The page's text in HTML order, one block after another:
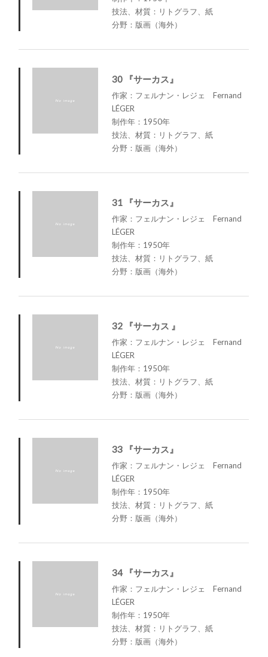
技法、材質：リトグラフ、紙
分野：版画（海外）
30 『サーカス』
作家：フェルナン・レジェ Fernand
LÉGER
制作年：1950年
技法、材質：リトグラフ、紙
分野：版画（海外）
31 『サーカス』
作家：フェルナン・レジェ Fernand
LÉGER
制作年：1950年
技法、材質：リトグラフ、紙
分野：版画（海外）
32 『サーカス 』
作家：フェルナン・レジェ Fernand
LÉGER
制作年：1950年
技法、材質：リトグラフ、紙
分野：版画（海外）
33 『サーカス』
作家：フェルナン・レジェ Fernand
LÉGER
制作年：1950年
技法、材質：リトグラフ、紙
分野：版画（海外）
34 『サーカス』
作家：フェルナン・レジェ Fernand
LÉGER
制作年：1950年
技法、材質：リトグラフ、紙
分野：版画（海外）